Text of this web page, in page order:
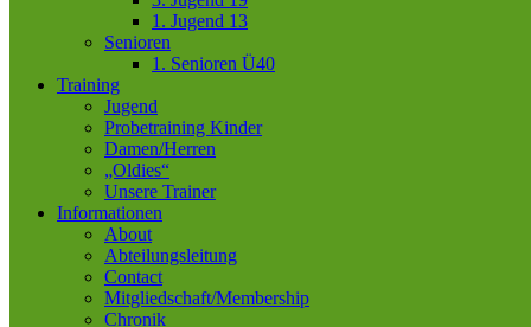
1. Jugend 13
Senioren
1. Senioren Ü40
Training
Jugend
Probetraining Kinder
Damen/Herren
„Oldies“
Unsere Trainer
Informationen
About
Abteilungsleitung
Contact
Mitgliedschaft/Membership
Chronik